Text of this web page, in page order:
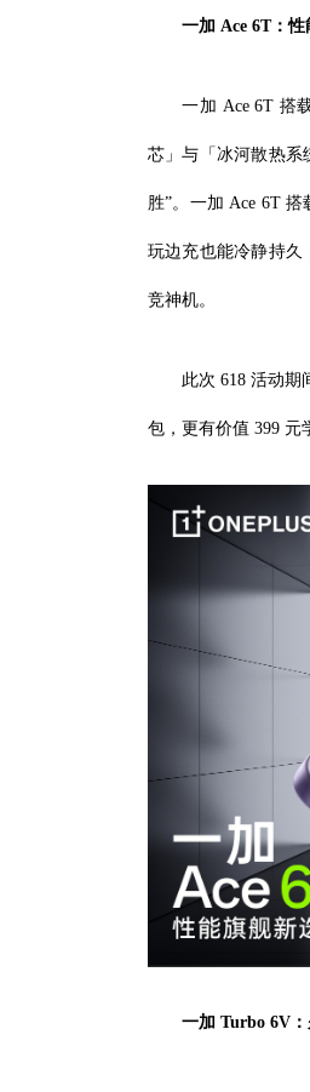
一加 Ace 6T：
一加 Ace 6T 搭
芯」与「冰河散热系
胜”。一加 Ace 6T
玩边充也能冷静持久
竞神机。
此次 618 活动期
包，更有价值 399 元
一加 Turbo 6V